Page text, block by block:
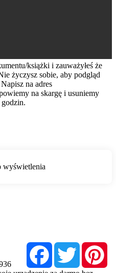
książki i zauważyłeś że
życzysz sobie, aby podgląd
na adres
na skargę i usuniemy
FacebookTwitter